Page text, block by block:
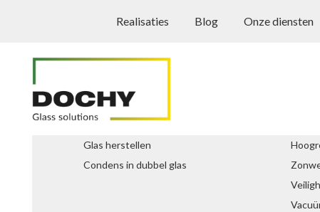
Realisaties Blog Onze diensten
Glasservice
Glas herstellen
Condens in dubbel glas